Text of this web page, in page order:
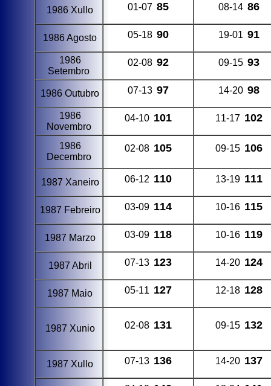
1986 Xullo 01-07 85 08-14 86
1986 Agosto 05-18 90 19-01 91
1986
Setembro
02-08 92 09-15 93
1986 Outubro 07-13 97 14-20 98
1986
Novembro
04-10 101 11-17 102
1986
Decembro
02-08 105 09-15 106
1987 Xaneiro 06-12 110 13-19 111
1987 Febreiro 03-09 114 10-16 115
1987 Marzo 03-09 118 10-16 119
1987 Abril 07-13 123 14-20 124
1987 Maio 05-11 127 12-18 128
1987 Xunio 02-08 131 09-15 132
1987 Xullo 07-13 136 14-20 137